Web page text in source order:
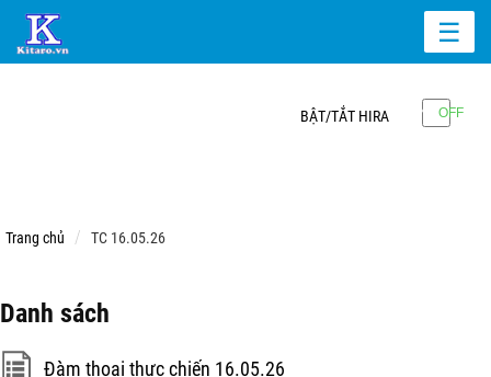
☰
BẬT/TẮT HIRA
Trang chủ TC 16.05.26
Danh sách
Đàm thoại thực chiến 16.05.26